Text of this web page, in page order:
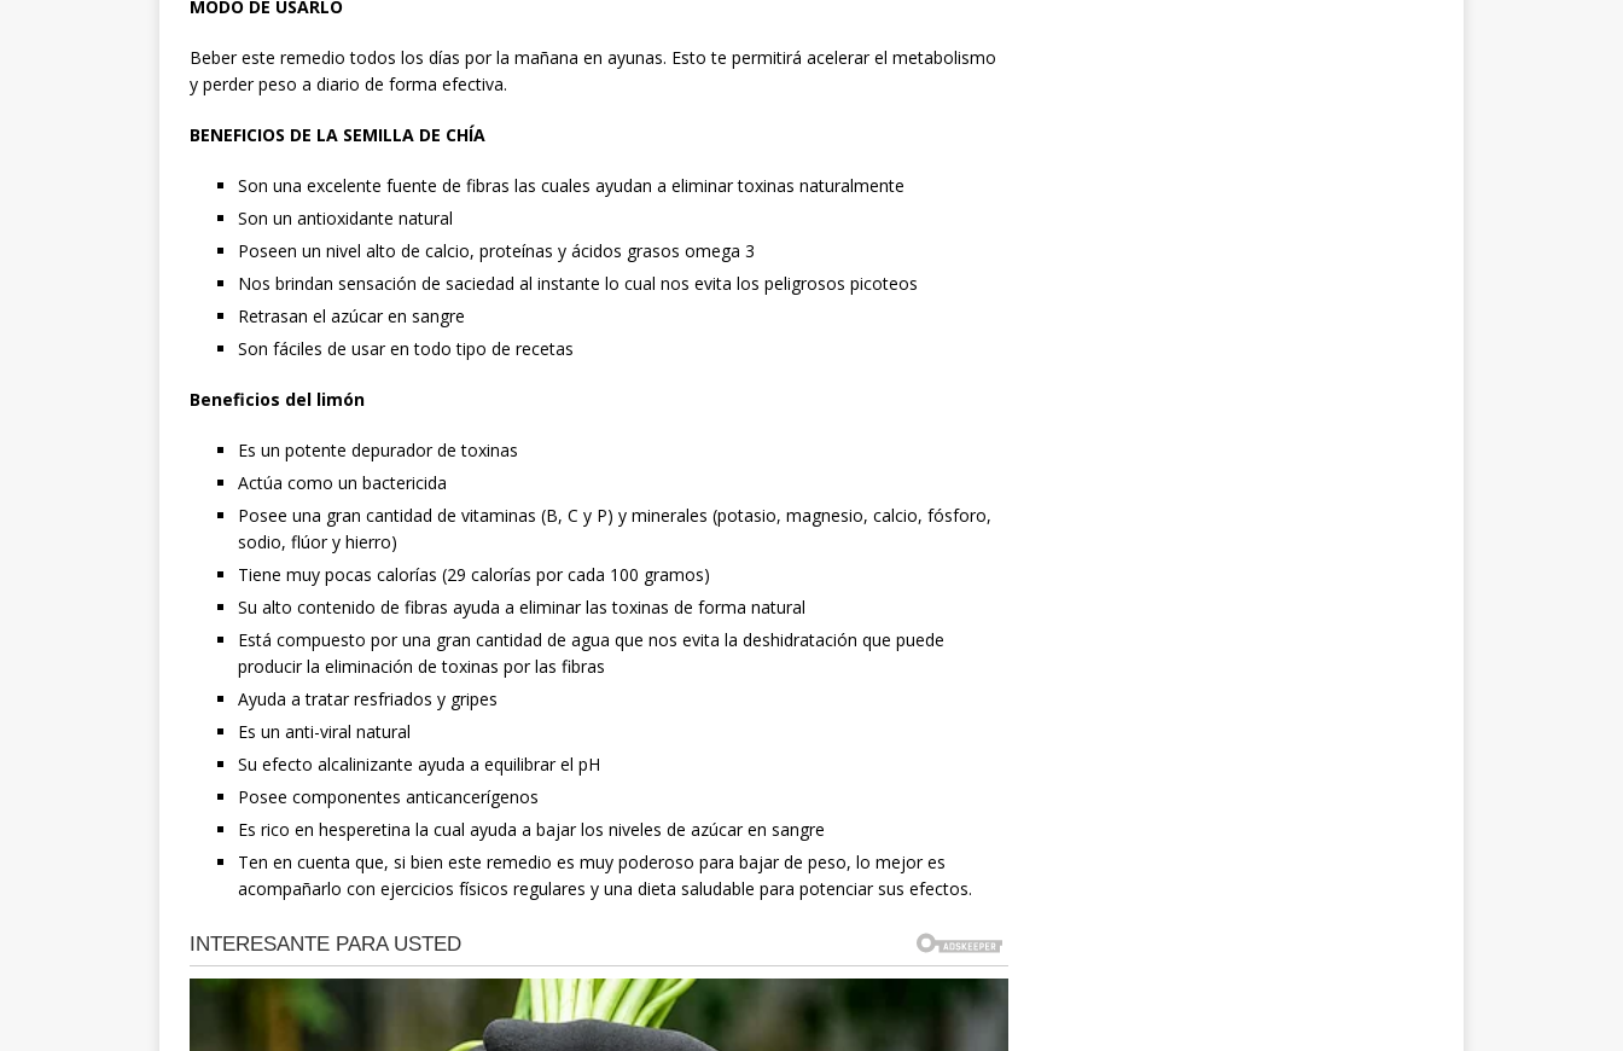
MODO DE USARLO
Beber este remedio todos los días por la mañana en ayunas. Esto te permitirá acelerar el metabolismo
y perder peso a diario de forma efectiva.
BENEFICIOS DE LA SEMILLA DE CHÍA
Son una excelente fuente de fibras las cuales ayudan a eliminar toxinas naturalmente
Son un antioxidante natural
Poseen un nivel alto de calcio, proteínas y ácidos grasos omega 3
Nos brindan sensación de saciedad al instante lo cual nos evita los peligrosos picoteos
Retrasan el azúcar en sangre
Son fáciles de usar en todo tipo de recetas
Beneficios del limón
Es un potente depurador de toxinas
Actúa como un bactericida
Posee una gran cantidad de vitaminas (B, C y P) y minerales (potasio, magnesio, calcio, fósforo,
sodio, flúor y hierro)
Tiene muy pocas calorías (29 calorías por cada 100 gramos)
Su alto contenido de fibras ayuda a eliminar las toxinas de forma natural
Está compuesto por una gran cantidad de agua que nos evita la deshidratación que puede
producir la eliminación de toxinas por las fibras
Ayuda a tratar resfriados y gripes
Es un anti-viral natural
Su efecto alcalinizante ayuda a equilibrar el pH
Posee componentes anticancerígenos
Es rico en hesperetina la cual ayuda a bajar los niveles de azúcar en sangre
Ten en cuenta que, si bien este remedio es muy poderoso para bajar de peso, lo mejor es
acompañarlo con ejercicios físicos regulares y una dieta saludable para potenciar sus efectos.